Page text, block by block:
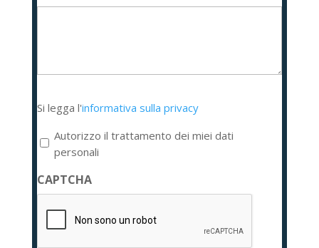
legga
l'informativa
sulla
privacy
*
Si legga l'informativa sulla privacy
Autorizzo il trattamento dei miei dati
personali
CAPTCHA